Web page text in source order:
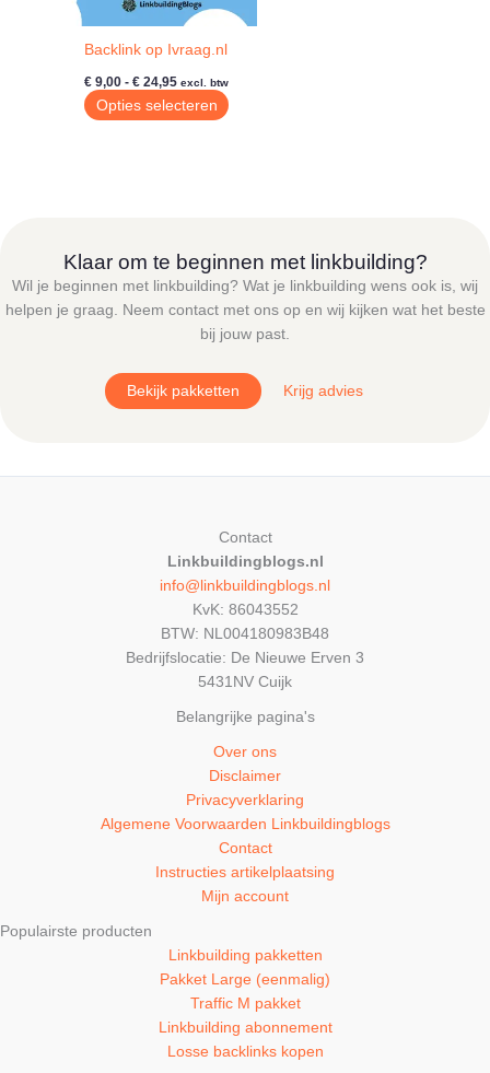
de
Backlink op Ivraag.nl
€ 9,00 - € 24,95 Prijsklasse:
€ 9,00
tot
excl. btw
Opties selecteren
Dit
kan
gekozen
worden
op
productpagina
Klaar om te beginnen met linkbuilding?
Wil je beginnen met linkbuilding? Wat je linkbuilding wens ook is, wij
helpen je graag. Neem contact met ons op en wij kijken wat het beste
bij jouw past.
Bekijk pakketten Krijg advies
Contact
Linkbuildingblogs.nl
info@linkbuildingblogs.nl
KvK: 86043552
BTW: NL004180983B48
Bedrijfslocatie: De Nieuwe Erven 3
5431NV Cuijk
Belangrijke pagina's
Over ons
Disclaimer
Privacyverklaring
Algemene Voorwaarden Linkbuildingblogs
Contact
Instructies artikelplaatsing
Mijn account
Populairste producten
Linkbuilding pakketten
Pakket Large (eenmalig)
Traffic M pakket
Linkbuilding abonnement
Losse backlinks kopen